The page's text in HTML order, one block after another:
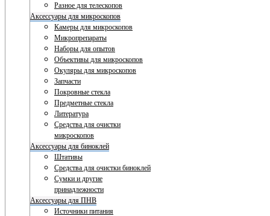
Разное для телескопов
Аксессуары для микроскопов
Камеры для микроскопов
Микропрепараты
Наборы для опытов
Объективы для микроскопов
Окуляры для микроскопов
Запчасти
Покровные стекла
Предметные стекла
Литература
Средства для очистки
микроскопов
Аксессуары для биноклей
Штативы
Средства для очистки биноклей
Сумки и другие
принадлежности
Аксессуары для ПНВ
Источники питания